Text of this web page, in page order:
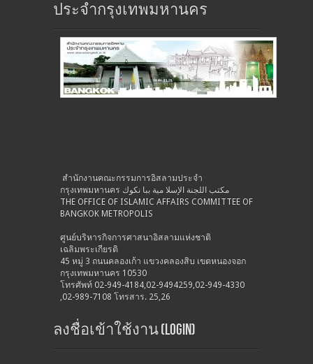
ประจำกรุงเทพมหานคร
สำนักงานคณะกรรมการอิสลามประจำ
กรุงเทพมหานคร مكتب اللجنة الإسلا مية ببا نكوك
THE OFFICE OF ISLAMIC AFFAIRS COMMITTEE OF
BANGKOK METROPOLIS
ศูนย์บริหารกิจการศาสนาอิสลามแห่งชาติ
เฉลิมพระเกียรติ
45 หมู่ 3 ถนนคลองเก้า แขวงคลองสิบ เขตหนองจอก
กรุงเทพมหานคร 10530
โทรศัพท์ 02-949-4184,02-9494259,02-949-4330
,02-989-7108 โทรสาร. 25,26
ลงชื่อเข้าใช้งาน (Login)